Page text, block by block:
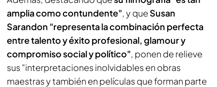
amplia como contundente", y que Susan
Sarandon "representa la combinación perfecta
entre talento y éxito profesional, glamour y
compromiso social y político", ponen de relieve
sus "interpretaciones inolvidables en obras
maestras y también en películas que forman parte